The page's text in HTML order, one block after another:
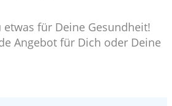
für Deine Gesundheit!
Angebot für Dich oder Deine